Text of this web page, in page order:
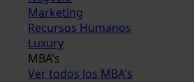
Marketing
Recursos Humanos
Luxury
MBA's
Ver todos los MBA's